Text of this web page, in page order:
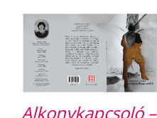
Alkonykapcsoló –